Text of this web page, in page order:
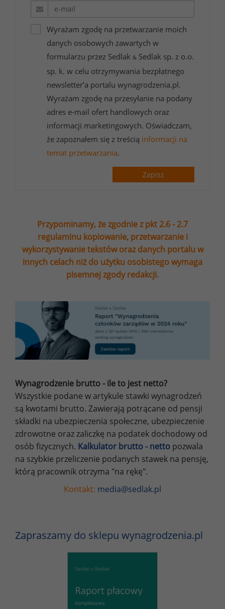
Wyrażam zgodę na przetwarzanie moich
danych osobowych zawartych w
formularzu przez Sedlak & Sedlak sp. z o.o.
sp. k. w celu otrzymywania bezpłatnego
newsletter’a portalu wynagrodzenia.pl.
Wyrażam zgodę na przesyłanie na podany
adres e-mail ofert handlowych oraz
informacji marketingowych. Oświadczam,
że zapoznałem się z treścią informacji na
temat przetwarzania.
Zapisz
Przypominamy, że zgodnie z pkt 2.6 - 2.7
regulaminu kopiowanie, przetwarzanie i
wykorzystywanie tekstów oraz danych portalu w
innych celach niż do użytku osobistego wymaga
pisemnej zgody redakcji.
Wynagrodzenie brutto - ile to jest netto?
Wszystkie podane w artykule stawki wynagrodzeń
są kwotami brutto. Zawierają potrącane od pensji
składki na ubezpieczenia społeczne, ubezpieczenie
zdrowotne oraz zaliczkę na podatek dochodowy od
osób fizycznych. Kalkulator brutto - netto pozwala
na szybkie przeliczenie podanych stawek na pensję,
którą pracownik otrzyma "na rękę".
Kontakt: media@sedlak.pl
Zapraszamy do sklepu wynagrodzenia.pl